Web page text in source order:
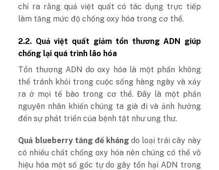
chỉ ra rằng quả việt quất có tác dụng trực tiếp
làm tăng mức độ chống oxy hóa trong cơ thể.
2.2. Quả việt quất giảm tổn thương ADN giúp
chống lại quá trình lão hóa
Tổn thương ADN do oxy hóa là một phần không
thể tránh khỏi trong cuộc sống hàng ngày và xảy
ra ở mọi tế bào trong cơ thể. Đây là một phần
nguyên nhân khiến chúng ta già đi và ảnh hưởng
đến sự phát triển của bệnh tật như ung thư.
Quả blueberry tăng đề khángdo loại trái cây này
có nhiều chất chống oxy hóa nên chúng có thể vô
hiệu hóa một số gốc tự do gây tổn hại ADN trong